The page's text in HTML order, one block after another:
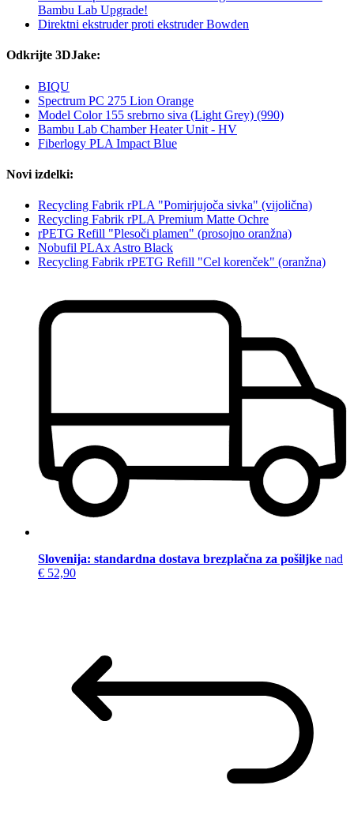
Bambu Lab Upgrade!
Direktni ekstruder proti ekstruder Bowden
Odkrijte 3DJake:
BIQU
Spectrum PC 275 Lion Orange
Model Color 155 srebrno siva (Light Grey) (990)
Bambu Lab Chamber Heater Unit - HV
Fiberlogy PLA Impact Blue
Novi izdelki:
Recycling Fabrik rPLA "Pomirjujoča sivka" (vijolična)
Recycling Fabrik rPLA Premium Matte Ochre
rPETG Refill "Plesoči plamen" (prosojno oranžna)
Nobufil PLAx Astro Black
Recycling Fabrik rPETG Refill "Cel korenček" (oranžna)
Slovenija: standardna dostava brezplačna za pošiljke nad
€ 52,90